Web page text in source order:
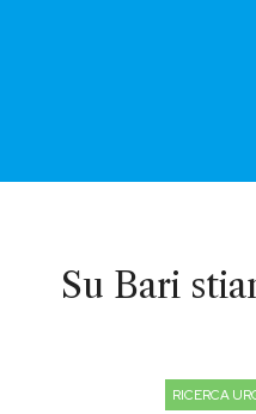
Su Bari
RICERCA